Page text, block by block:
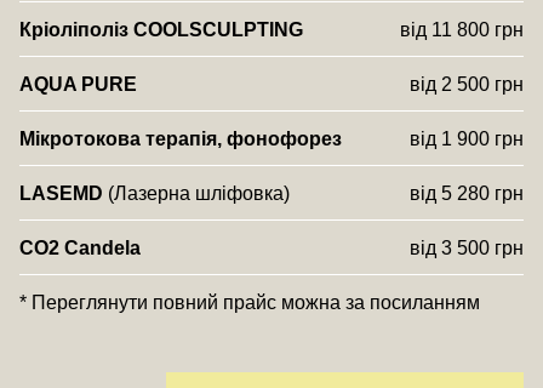
Кріоліполіз COOLSCULPTING від 11 800 грн
AQUA PURE від 2 500 грн
Мікротокова терапія, фонофорез від 1 900 грн
LASEMD (Лазерна шліфовка) від 5 280 грн
СО2 Candela від 3 500 грн
* Переглянути повний прайс можна за посиланням